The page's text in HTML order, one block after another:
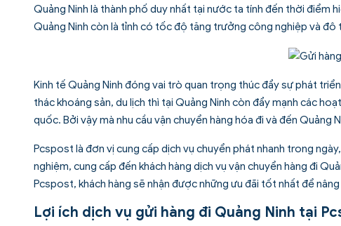
Quảng Ninh là thành phố duy nhất tại nước ta tính đến thời điểm
Quảng Ninh còn là tỉnh có tốc độ tăng trưởng công nghiệp và đô
Kinh tế Quảng Ninh đóng vai trò quan trọng thúc đẩy sự phát
thác khoáng sản, du lịch thì tại Quảng Ninh còn đẩy mạnh các
quốc. Bởi vậy mà nhu cầu vận chuyển hàng hóa đi và đến Quảng
Pcspost là đơn vị cung cấp dịch vụ chuyển phát nhanh trong ngày
nghiệm, cung cấp đến khách hàng dịch vụ vận chuyển hàng đi
Pcspost, khách hàng sẽ nhận được những ưu đãi tốt nhất để
Lợi ích dịch vụ gửi hàng đi Quảng Ninh tại